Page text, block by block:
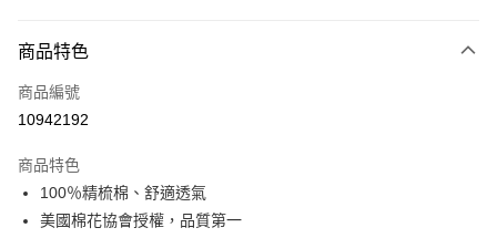
信用卡一次付款
超商取貨付款
Apple Pay
悠遊付
商品特色
商品編號
10942192
商品特色
100％精梳棉、舒適透氣
美國棉花協會授權，品質第一